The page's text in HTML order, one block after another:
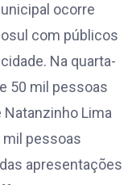
ocorre
com públicos
Na quarta-
50 mil pessoas
Natanzinho Lima
mil pessoas
apresentações